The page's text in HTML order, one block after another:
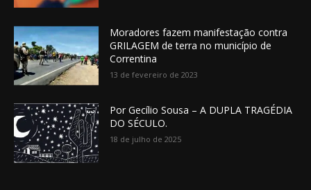
Moradores fazem manifestação contra
GRILAGEM de terra no município de
Correntina
13 de fevereiro de 2023
Por Gecílio Sousa – A DUPLA TRAGÉDIA
DO SÉCULO.
18 de julho de 2025